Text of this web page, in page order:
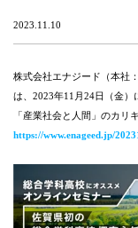
2023.11.10
株式会社エナジード（本社
は、2023年11月24日（金
「産業社会と人間」のカリ
https://www.enageed.jp/